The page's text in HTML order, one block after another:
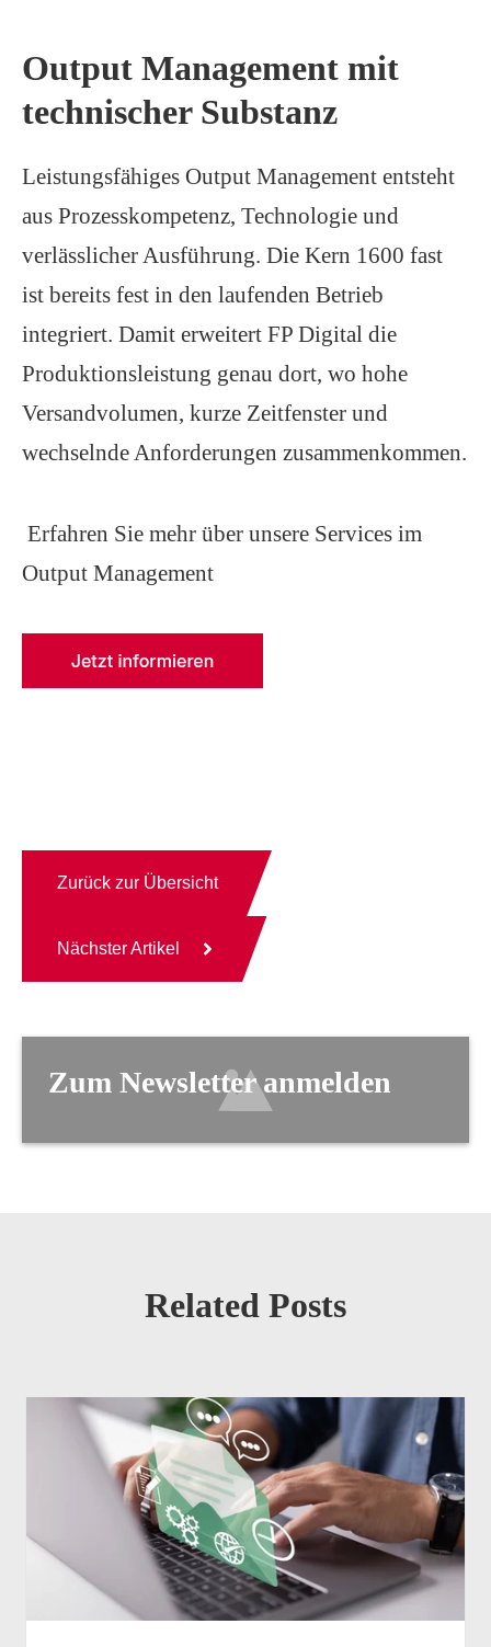
Output Management mit
technischer Substanz
Leistungsfähiges Output Management entsteht
aus Prozesskompetenz, Technologie und
verlässlicher Ausführung. Die Kern 1600 fast
ist bereits fest in den laufenden Betrieb
integriert. Damit erweitert FP Digital die
Produktionsleistung genau dort, wo hohe
Versandvolumen, kurze Zeitfenster und
wechselnde Anforderungen zusammenkommen.
Erfahren Sie mehr über unsere Services im
Output Management
Zurück zur Übersicht
Nächster Artikel
Zum Newsletter anmelden
Related Posts